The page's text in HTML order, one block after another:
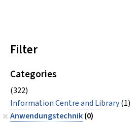
Filter
Categories
(322)
Information Centre and Library(1)
Anwendungstechnik(0)